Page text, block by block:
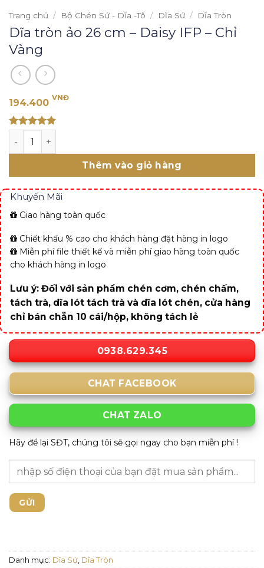
Trang chủ / Bộ Chén Sứ - Dĩa -Tô / Dĩa Sứ / Dĩa Tròn
Dĩa tròn ảo 26 cm – Daisy IFP – Chỉ
Vàng
194.400 VNĐ
out of 5
Dĩa tròn ảo 26 cm - Daisy IFP - Chỉ Vàng số lượng
Thêm vào giỏ hàng
Khuyến Mãi
Giao hàng toàn quốc
Chiết khấu % cao cho khách hàng đặt hàng in logo
Miễn phí file thiết kế và miễn phí giao hàng toàn quốc
cho khách hàng in logo
Lưu ý: Đối với sản phẩm chén cơm, chén chấm,
tách trà, dĩa lót tách trà và dĩa lót chén, cửa hàng
chỉ bán chẵn 10 cái/hộp, không tách lẻ
0938.629.345
CHAT FACEBOOK
CHAT ZALO
Hãy để lại SĐT, chúng tôi sẽ gọi ngay cho bạn miễn phí !
Danh mục: Dĩa Sứ Dĩa Tròn